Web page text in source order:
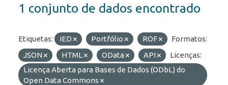
1 conjunto de dados encontrado
Etiquetas: IED Portfólio ROF
Formatos:
JSON
HTML OData API
Licenças:
Licença Aberta para Bases de Dados (ODbL) do
Open Data Commons